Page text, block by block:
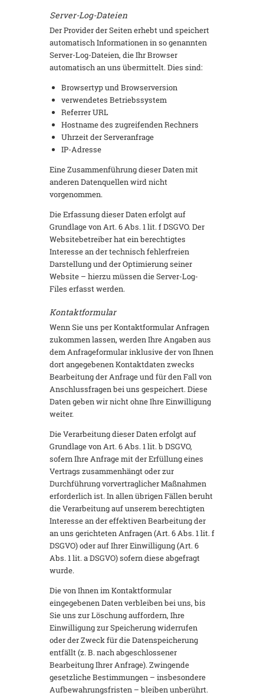
Server-Log-Dateien
Der Provider der Seiten erhebt und speichert
automatisch Informationen in so genannten
Server-Log-Dateien, die Ihr Browser
automatisch an uns übermittelt. Dies sind:
Browsertyp und Browserversion
verwendetes Betriebssystem
Referrer URL
Hostname des zugreifenden Rechners
Uhrzeit der Serveranfrage
IP-Adresse
Eine Zusammenführung dieser Daten mit
anderen Datenquellen wird nicht
vorgenommen.
Die Erfassung dieser Daten erfolgt auf
Grundlage von Art. 6 Abs. 1 lit. f DSGVO. Der
Websitebetreiber hat ein berechtigtes
Interesse an der technisch fehlerfreien
Darstellung und der Optimierung seiner
Website – hierzu müssen die Server-Log-
Files erfasst werden.
Kontaktformular
Wenn Sie uns per Kontaktformular Anfragen
zukommen lassen, werden Ihre Angaben aus
dem Anfrageformular inklusive der von Ihnen
dort angegebenen Kontaktdaten zwecks
Bearbeitung der Anfrage und für den Fall von
Anschlussfragen bei uns gespeichert. Diese
Daten geben wir nicht ohne Ihre Einwilligung
weiter.
Die Verarbeitung dieser Daten erfolgt auf
Grundlage von Art. 6 Abs. 1 lit. b DSGVO,
sofern Ihre Anfrage mit der Erfüllung eines
Vertrags zusammenhängt oder zur
Durchführung vorvertraglicher Maßnahmen
erforderlich ist. In allen übrigen Fällen beruht
die Verarbeitung auf unserem berechtigten
Interesse an der effektiven Bearbeitung der
an uns gerichteten Anfragen (Art. 6 Abs. 1 lit. f
DSGVO) oder auf Ihrer Einwilligung (Art. 6
Abs. 1 lit. a DSGVO) sofern diese abgefragt
wurde.
Die von Ihnen im Kontaktformular
eingegebenen Daten verbleiben bei uns, bis
Sie uns zur Löschung auffordern, Ihre
Einwilligung zur Speicherung widerrufen
oder der Zweck für die Datenspeicherung
entfällt (z. B. nach abgeschlossener
Bearbeitung Ihrer Anfrage). Zwingende
gesetzliche Bestimmungen – insbesondere
Aufbewahrungsfristen – bleiben unberührt.